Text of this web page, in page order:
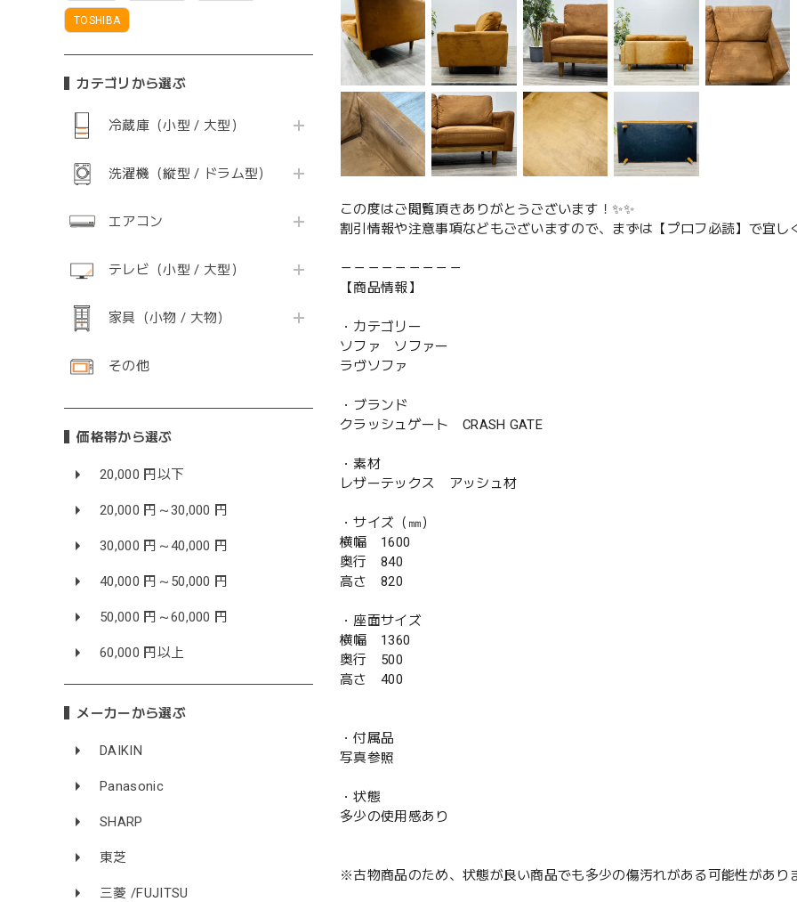
TOSHIBA
カテゴリから選ぶ
冷蔵庫（小型 / 大型）
洗濯機（縦型 / ドラム型）
エアコン
テレビ（小型 / 大型）
家具（小物 / 大物）
その他
価格帯から選ぶ
20,000 円以下
20,000 円～30,000 円
30,000 円～40,000 円
40,000 円～50,000 円
50,000 円～60,000 円
60,000 円以上
メーカーから選ぶ
DAIKIN
Panasonic
SHARP
東芝
三菱 /FUJITSU
この度はご閲覧頂きありがとうございます！✨✨
割引情報や注意事項などもございますので、まずは【プロフ必読】で宜し
－－－－－－－－－
【商品情報】
・カテゴリー
ソファ ソファー
ラヴソファ
・ブランド
クラッシュゲート CRASH GATE
・素材
レザーテックス アッシュ材
・サイズ（㎜）
横幅 1600
奥行 840
高さ 820
・座面サイズ
横幅 1360
奥行 500
高さ 400
・付属品
写真参照
・状態
多少の使用感あり
※古物商品のため、状態が良い商品でも多少の傷汚れがある可能性があり